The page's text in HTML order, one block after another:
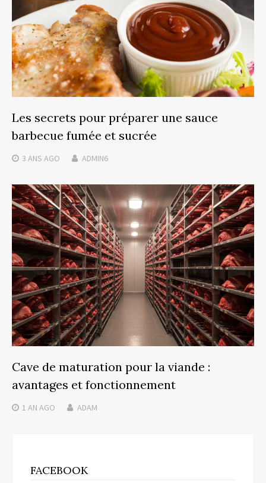
Les secrets pour préparer une sauce
barbecue fumée et sucrée
3 ANS AGO ADMIN6
Cave de maturation pour la viande :
avantages et fonctionnement
1 AN AGO ADAM
FACEBOOK